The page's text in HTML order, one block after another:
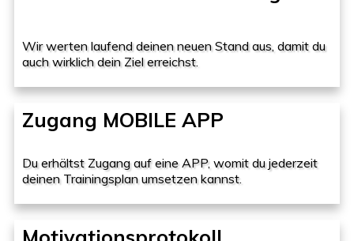
Wir werten laufend deinen neuen Stand aus, damit du
auch wirklich dein Ziel erreichst.
Zugang MOBILE APP
Du erhältst Zugang auf eine APP, womit du jederzeit
deinen Trainingsplan umsetzen kannst.